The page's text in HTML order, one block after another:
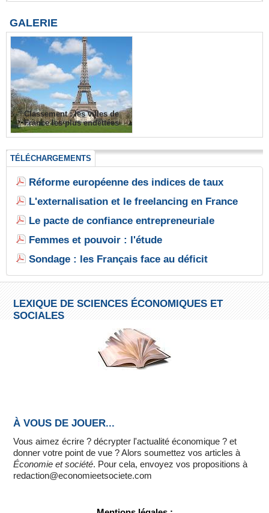
GALERIE
Classement : les villes de
France les plus endettées
TÉLÉCHARGEMENTS
Réforme européenne des indices de taux
L'externalisation et le freelancing en France
Le pacte de confiance entrepreneuriale
Femmes et pouvoir : l'étude
Sondage : les Français face au déficit
LEXIQUE DE SCIENCES ÉCONOMIQUES ET
SOCIALES
À VOUS DE JOUER...
Vous aimez écrire ? décrypter l'actualité économique ? et
donner votre point de vue ? Alors soumettez vos articles à
Économie et société. Pour cela, envoyez vos propositions à
redaction@economieetsociete.com